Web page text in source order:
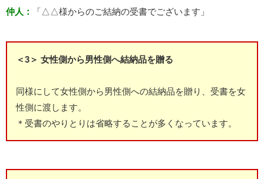
仲人： 「△△様からのご結納の受書でございます」
＜3＞ 女性側から男性側へ結納品を贈る
同様にして女性側から男性側への結納品を贈り、受書を女
性側に渡します。
＊受書のやりとりは省略することが多くなっています。